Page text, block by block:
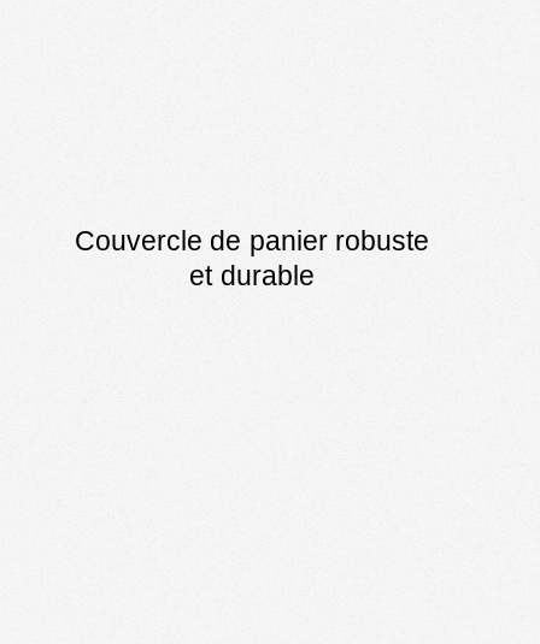
Couvercle de panier robuste
et durable